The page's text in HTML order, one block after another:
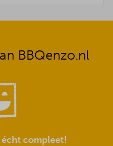
BBQenzo.nl
compleet!